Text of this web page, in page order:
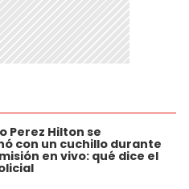
Perez Hilton se
con un cuchillo durante
en vivo: qué dice el